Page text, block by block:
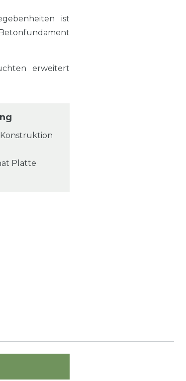
ist
erweitert
Platte